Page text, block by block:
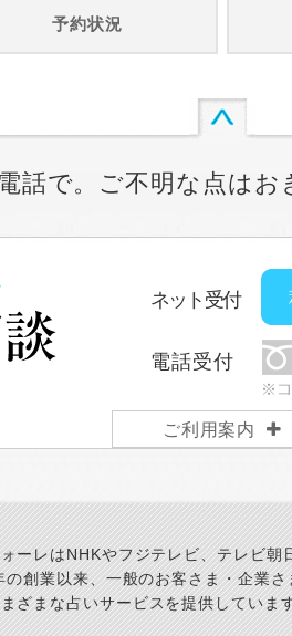
予約状況
話で。ご不明な点はお
ネット受付
電話受付
ご利用案内
ーレはNHKやフジテレビ、テレビ
創業以来、一般のお客さま・企業
ざまな占いサービスを提供しています